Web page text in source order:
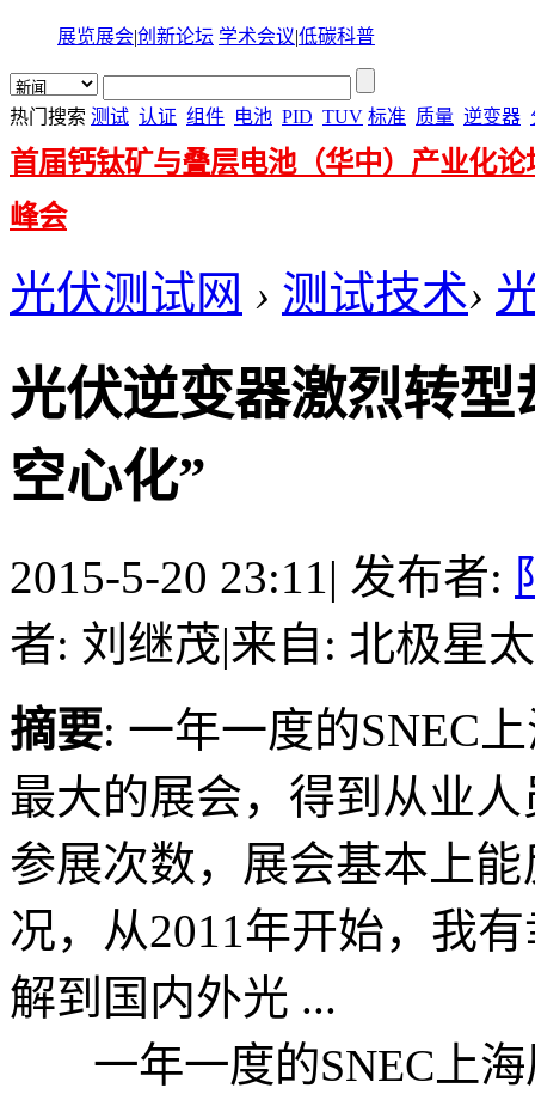
展览展会|创新论坛 学术会议|低碳科普
热门搜索 测试 认证 组件 电池 PID TUV 标准 质量 逆变器
首届钙钛矿与叠层电池（华中）产业化论
峰会
光伏测试网 › 测试技术›
光伏逆变器激烈转
空心化”
2015-5-20 23:11| 发布者:
者: 刘继茂|来自: 北极星
摘要: 一年一度的SNEC
最大的展会，得到从业
参展次数，展会基本上
况，从2011年开始，我
解到国内外光 ...
一年一度的SNEC上海